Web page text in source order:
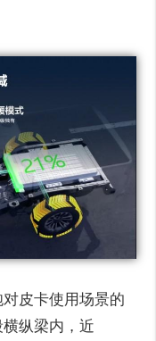
皮卡使用场景的
纵梁内，近